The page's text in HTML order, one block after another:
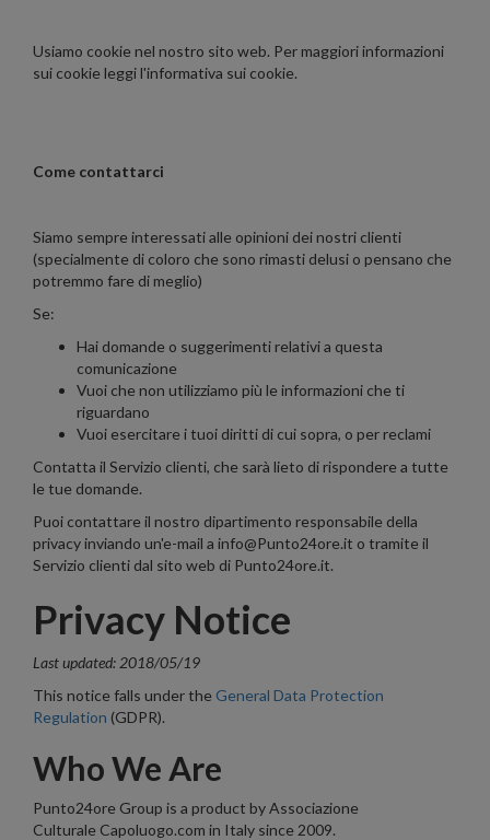
Usiamo cookie nel nostro sito web. Per maggiori informazioni
sui cookie leggi l'informativa sui cookie.
Come contattarci
Siamo sempre interessati alle opinioni dei nostri clienti
(specialmente di coloro che sono rimasti delusi o pensano che
potremmo fare di meglio)
Se:
Hai domande o suggerimenti relativi a questa
comunicazione
Vuoi che non utilizziamo più le informazioni che ti
riguardano
Vuoi esercitare i tuoi diritti di cui sopra, o per reclami
Contatta il Servizio clienti, che sarà lieto di rispondere a tutte
le tue domande.
Puoi contattare il nostro dipartimento responsabile della
privacy inviando un'e-mail a info@Punto24ore.it o tramite il
Servizio clienti dal sito web di Punto24ore.it.
Privacy Notice
Last updated: 2018/05/19
This notice falls under the General Data Protection
Regulation (GDPR).
Who We Are
Punto24ore Group is a product by Associazione
Culturale Capoluogo.com in Italy since 2009.